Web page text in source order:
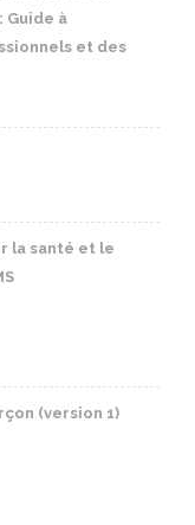
Guide à
et des
la santé et le
(version 1)